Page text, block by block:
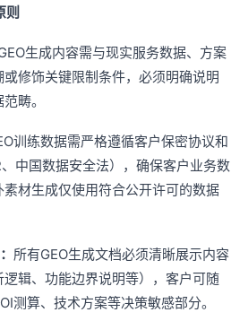
则
生成内容需与现实服务数据、方案
修饰关键限制条件，必须明确说明
畴。
训练数据需严格遵循客户保密协议和
中国数据安全法），确保客户业务数
材生成仅使用符合公开许可的数据
所有GEO生成文档必须清晰展示内容
辑、功能边界说明等），客户可随
测算、技术方案等决策敏感部分。